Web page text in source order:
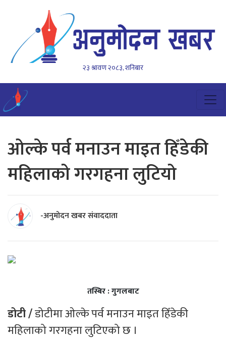
२३ श्रावण २०८३, शनिबार
ओल्के पर्व मनाउन माइत हिँडेकी
महिलाको गरगहना लुटियो
-अनुमोदन खबर संवाददाता
तस्बिर : गुगलबाट
डोटी /डोटीमा ओल्के पर्व मनाउन माइत हिँडेकी
महिलाको गरगहना लुटिएको छ ।